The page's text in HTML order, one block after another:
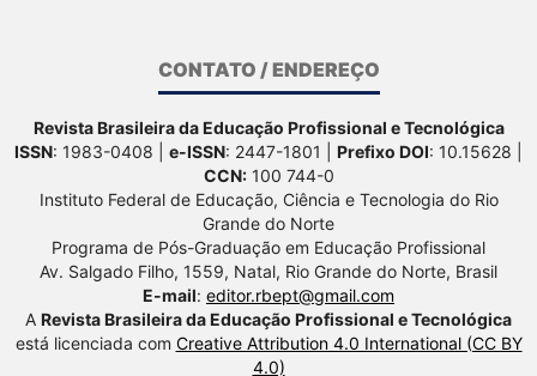
CONTATO / ENDEREÇO
Revista Brasileira da Educação Profissional e Tecnológica
ISSN: 1983-0408 | e-ISSN: 2447-1801 | Prefixo DOI: 10.15628 |
CCN:100 744-0
Instituto Federal de Educação, Ciência e Tecnologia do Rio
Grande do Norte
Programa de Pós-Graduação em Educação Profissional
Av. Salgado Filho, 1559, Natal, Rio Grande do Norte, Brasil
E-mail: editor.rbept@gmail.com
A Revista Brasileira da Educação Profissional e Tecnológica
está licenciada com Creative Attribution 4.0 International (CC BY
4.0)